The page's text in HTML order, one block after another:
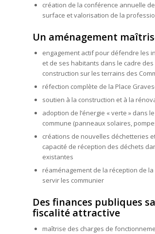
création de la conférence annuelle
surface et valorisation de la
Un aménagement
engagement actif pour défendre les
et de ses habitants dans le cadre
construction sur les terrains des
réfection complète de la Place
soutien à la construction et à la
adoption de l’énergie « verte » dans
commune (panneaux solaires,
créations de nouvelles déchetteries
capacité de réception des déchets
existantes
réaménagement de la réception de
servir les communier
Des finances publiques
fiscalité attractive
maîtrise des charges de